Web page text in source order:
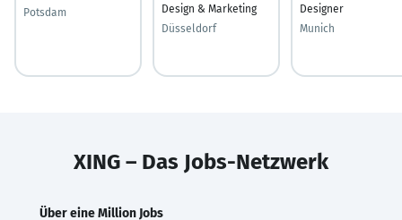
Potsdam
Design & Marketing
Düsseldorf
Designer
Munich
XING – Das Jobs-Netzwerk
Über eine Million Jobs